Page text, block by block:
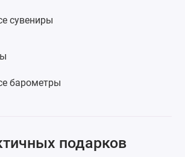
сувениры
барометры
подарков